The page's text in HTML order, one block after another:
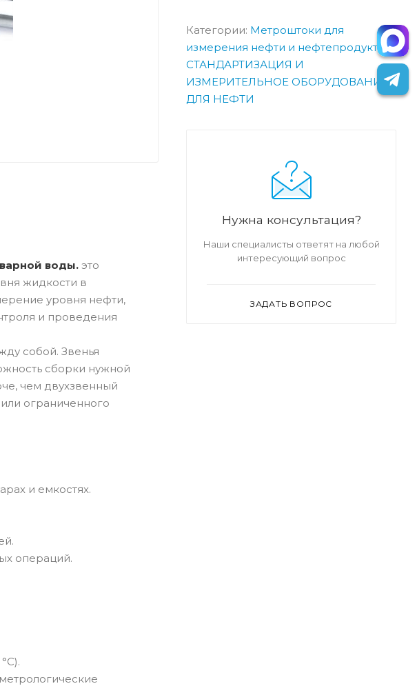
воды. это
жидкости в
уровня нефти,
и проведения
собой. Звенья
сборки нужной
чем двухзвенный
ограниченного
и емкостях.
операций.
Категории: Метроштоки для
измерения нефти и нефтепродуктов
СТАНДАРТИЗАЦИЯ И
ИЗМЕРИТЕЛЬНОЕ ОБОРУДОВАНИЕ
ДЛЯ НЕФТИ
Нужна консультация?
Наши специалисты ответят на любой
интересующий вопрос
ЗАДАТЬ ВОПРОС